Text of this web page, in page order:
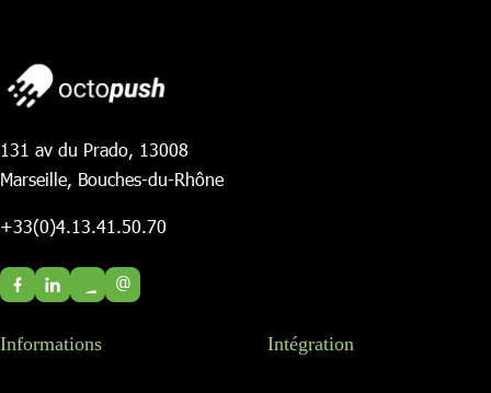
131 av du Prado, 13008
Marseille, Bouches-du-Rhône
+33(0)4.13.41.50.70
@
Informations Intégration